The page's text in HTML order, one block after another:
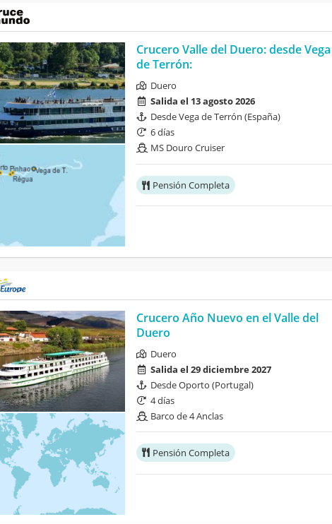
Crucero Valle del Duero: desde Vega
de Terrón:
Duero
Salida el 13 agosto 2026
Desde Vega de Terrón (España)
6 días
MS Douro Cruiser
Pensión Completa
Crucero Año Nuevo en el Valle del
Duero
Duero
Salida el 29 diciembre 2027
Desde Oporto (Portugal)
4 días
Barco de 4 Anclas
Pensión Completa